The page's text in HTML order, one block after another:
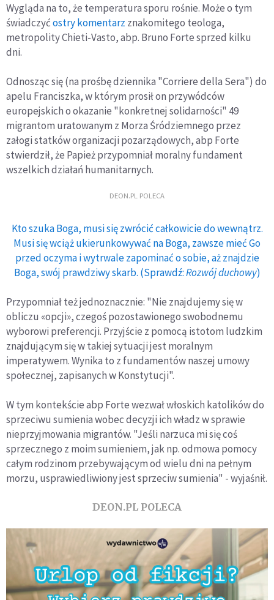
Wygląda na to, że temperatura sporu rośnie. Może o tym
świadczyćostry komentarz znakomitego teologa,
metropolity Chieti-Vasto, abp. Bruno Forte sprzed kilku
dni.
Odnosząc się (na prośbę dziennika "Corriere della Sera") do
apelu Franciszka, w którym prosił on przywódców
europejskich o okazanie "konkretnej solidarności" 49
migrantom uratowanym z Morza Śródziemnego przez
załogi statków organizacji pozarządowych, abp Forte
stwierdził, że Papież przypomniał moralny fundament
wszelkich działań humanitarnych.
DEON.PL POLECA
Kto szuka Boga, musi się zwrócić całkowicie do wewnątrz.
Musi się wciąż ukierunkowywać na Boga, zawsze mieć Go
przed oczyma i wytrwale zapominać o sobie, aż znajdzie
Boga, swój prawdziwy skarb. (Sprawdź:Rozwój duchowy)
Przypomniał też jednoznacznie: "Nie znajdujemy się w
obliczu «opcji», czegoś pozostawionego swobodnemu
wyborowi preferencji. Przyjście z pomocą istotom ludzkim
znajdującym się w takiej sytuacji jest moralnym
imperatywem. Wynika to z fundamentów naszej umowy
społecznej, zapisanych w Konstytucji".
W tym kontekście abp Forte wezwał włoskich katolików do
sprzeciwu sumienia wobec decyzji ich władz w sprawie
nieprzyjmowania migrantów. "Jeśli narzuca mi się coś
sprzecznego z moim sumieniem, jak np. odmowa pomocy
całym rodzinom przebywającym od wielu dni na pełnym
morzu, usprawiedliwiony jest sprzeciw sumienia" - wyjaśnił.
DEON.PL POLECA